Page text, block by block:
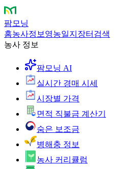
팜모닝
홈농사정보 영농일지 장터 검색
농사 정보
팜모닝 AI
실시간 경매 시세
시장별 가격
면적 직불금 계산기
숨은 보조금
병해충 정보
농사 커리큘럼